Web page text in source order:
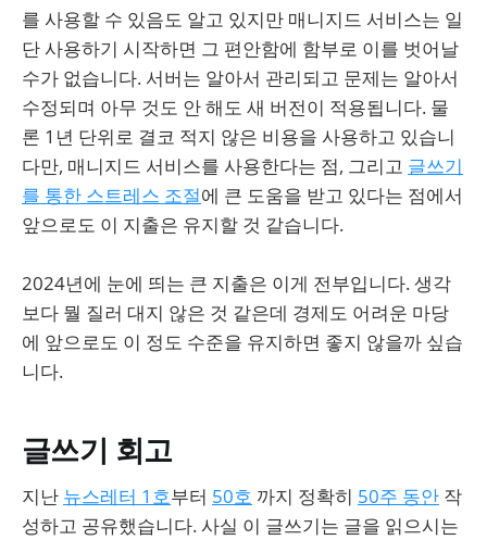
를 사용할 수 있음도 알고 있지만 매니지드 서비스는 일
단 사용하기 시작하면 그 편안함에 함부로 이를 벗어날
수가 없습니다. 서버는 알아서 관리되고 문제는 알아서
수정되며 아무 것도 안 해도 새 버전이 적용됩니다. 물
론 1년 단위로 결코 적지 않은 비용을 사용하고 있습니
다만, 매니지드 서비스를 사용한다는 점, 그리고 글쓰기
를 통한 스트레스 조절에 큰 도움을 받고 있다는 점에서
앞으로도 이 지출은 유지할 것 같습니다.
2024년에 눈에 띄는 큰 지출은 이게 전부입니다. 생각
보다 뭘 질러 대지 않은 것 같은데 경제도 어려운 마당
에 앞으로도 이 정도 수준을 유지하면 좋지 않을까 싶습
니다.
글쓰기 회고
지난 뉴스레터 1호부터 50호 까지 정확히 50주 동안 작
성하고 공유했습니다. 사실 이 글쓰기는 글을 읽으시는